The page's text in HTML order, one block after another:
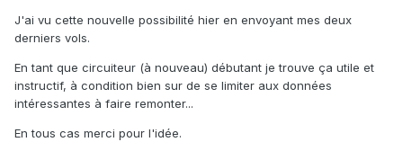
J'ai vu cette nouvelle possibilité hier en envoyant mes deux
derniers vols.
En tant que circuiteur (à nouveau) débutant je trouve ça utile et
instructif, à condition bien sur de se limiter aux données
intéressantes à faire remonter...
En tous cas merci pour l'idée.